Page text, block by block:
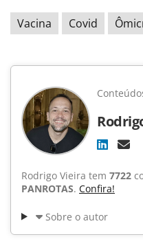
Vacina Covid
Rodrigo Vieira tem 7722
PANROTAS. Confira!
Sobre o autor